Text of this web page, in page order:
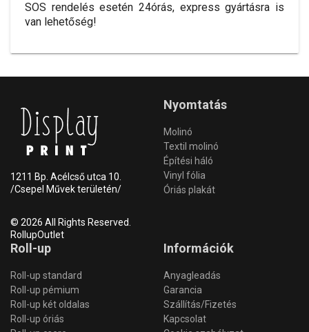
SOS rendelés esetén 24órás, express gyártásra is
van lehetőség!
1211 Bp. Acélcső utca 10.
/Csepel Művek területén/
© 2026 All Rights Reserved.
RollupOutlet
Nyomtatás
Molinó
Textil molinó
Építési háló
Vinyl fólia
Óriás plakát
Roll-up
Roll-up standard
Roll-up pémium
Roll-up két oldalas
Roll-up óriás
Információk
Anyagleadás
Garancia
Szállítás/Fizetés
Kapcsolat